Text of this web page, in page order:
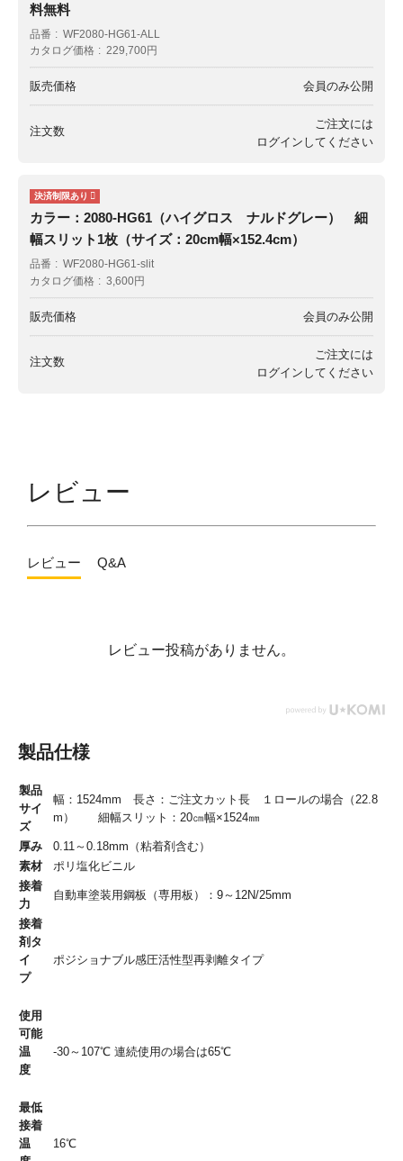
料無料
品番
WF2080-HG61-ALL
カタログ価格
229,700円
販売価格 会員のみ公開
注文数
ご注文には
ログイン してください
カラー：2080-HG61（ハイグロス ナルドグレー） 細
幅スリット1枚（サイズ：20cm幅×152.4cm）
品番
WF2080-HG61-slit
カタログ価格
3,600円
販売価格 会員のみ公開
注文数
ご注文には
ログイン してください
レビュー
レビュー Q&A
レビュー投稿がありません。
製品仕様
製品
サイ
ズ
幅：1524mm 長さ：ご注文カット長 １ロールの場合（22.8
m） 細幅スリット：20㎝幅×1524㎜
厚み
0.11～0.18mm（粘着剤含む）
素材
ポリ塩化ビニル
接着
力
自動車塗装用鋼板（専用板）：9～12N/25mm
接着
剤タ
イ
プ
ポジショナブル感圧活性型再剥離タイプ
使用
可能
温
度
-30～107℃ 連続使用の場合は65℃
最低
接着
温
16℃